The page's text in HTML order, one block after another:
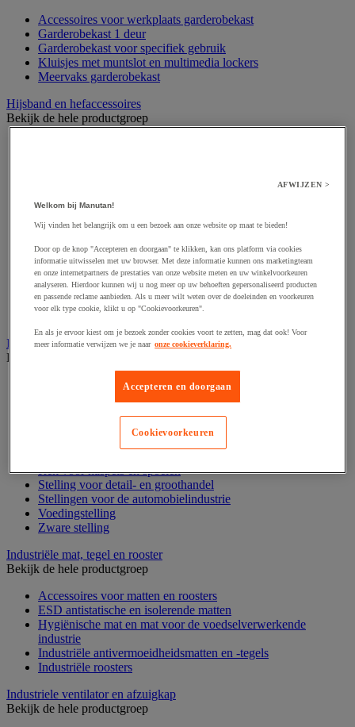
Accessoires voor werkplaats garderobekast
Garderobekast 1 deur
Garderobekast voor specifiek gebruik
Kluisjes met muntslot en multimedia lockers
Meervaks garderobekast
Hijsband en hefaccessoires
Bekijk de hele productgroep
Hijsklem
Hijsring
Kabel
Kopschakel en snelschakel
Sjorband en trekstang
Spanband
Stalen ketting
Touw en draad
Industriële en magazijnstellingen
Bekijk de hele productgroep
Doorschuifstelling en doorrolstelling
Draagarmstelling voor lange lasten
Entresol voor magazijn
Rek voor haspels en spoelen
Stelling voor detail- en groothandel
Stellingen voor de automobielindustrie
Voedingstelling
Zware stelling
Industriële mat, tegel en rooster
Bekijk de hele productgroep
Accessoires voor matten en roosters
ESD antistatische en isolerende matten
Hygiënische mat en mat voor de voedselverwerkende
industrie
Industriële antivermoeidheidsmatten en -tegels
Industriële roosters
Industriele ventilator en afzuigkap
Bekijk de hele productgroep
AFWIJZEN >
Welkom bij Manutan!
Wij vinden het belangrijk om u een bezoek aan onze website op maat te bieden!
Door op de knop "Accepteren en doorgaan" te klikken, kan ons platform via cookies
informatie uitwisselen met uw browser. Met deze informatie kunnen ons marketingteam
en onze internetpartners de prestaties van onze website meten en uw winkelvoorkeuren
analyseren. Hierdoor kunnen wij u nog meer op uw behoeften gepersonaliseerd producten
en passende reclame aanbieden. Als u meer wilt weten over de doeleinden en voorkeuren
voor elk type cookie, klikt u op "Cookievoorkeuren".
En als je ervoor kiest om je bezoek zonder cookies voort te zetten, mag dat ook! Voor
meer informatie verwijzen we je naar onze cookieverklaring.
Accepteren en doorgaan
Cookievoorkeuren